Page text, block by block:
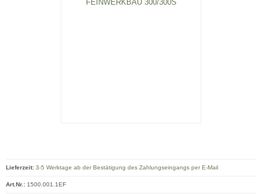
Lieferzeit: 3-5 Werktage ab der Bestätigung des Zahlungseingangs per E-Mail
Art.Nr.: 1500.001.1EF